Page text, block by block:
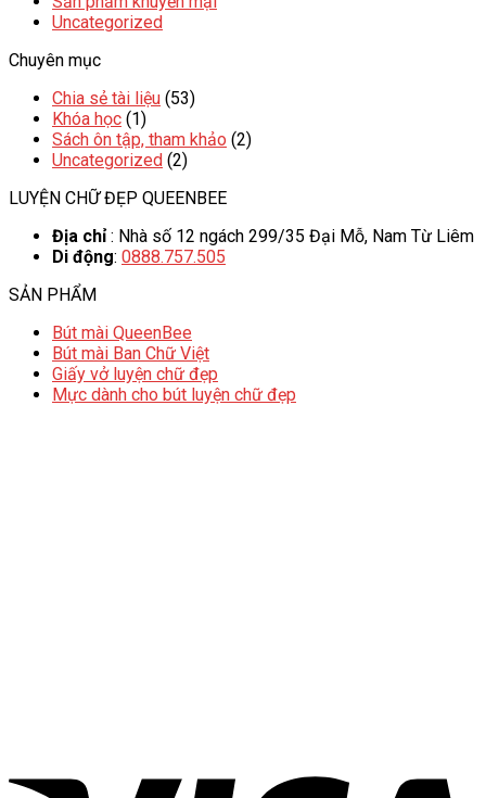
Uncategorized
Chuyên mục
Chia sẻ tài liệu (53)
Khóa học (1)
Sách ôn tập, tham khảo (2)
Uncategorized (2)
LUYỆN CHỮ ĐẸP QUEENBEE
Địa chỉ: Nhà số 12 ngách 299/35 Đại Mỗ, Nam Từ Liêm
Di động: 0888.757.505
SẢN PHẨM
Bút mài QueenBee
Bút mài Ban Chữ Việt
Giấy vở luyện chữ đẹp
Mực dành cho bút luyện chữ đẹp